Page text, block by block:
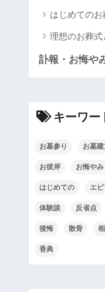
はじめてのお
理想のお葬式
訃報・お悔や
キーワー
お墓参り お墓
お彼岸 お悔やみ
はじめての エ
体験談 反省点
後悔 散骨
香典